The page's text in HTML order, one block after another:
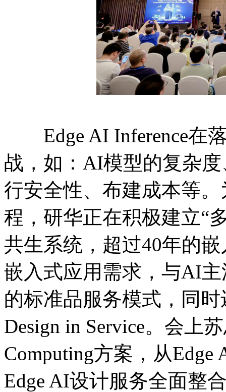
Edge AI Inference在
战，如：AI模型的复杂
行安全性、布建成本等
程，研华正在积极建立“
共生系统，超过40年的
嵌入式应用需求，与AI
的标准品服务模式，同
Design in Service。会上
Computing方案，从
Edge AI设计服务全面整